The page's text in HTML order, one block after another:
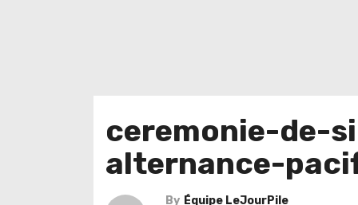
ceremonie-de-
alternance-
By Équipe LeJourPile